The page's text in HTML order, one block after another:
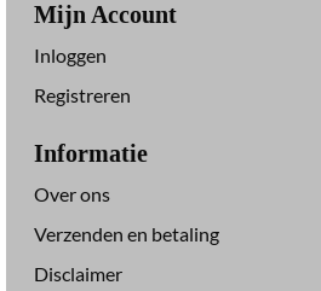
Mijn Account
Inloggen
Registreren
Informatie
Over ons
Verzenden en betaling
Disclaimer